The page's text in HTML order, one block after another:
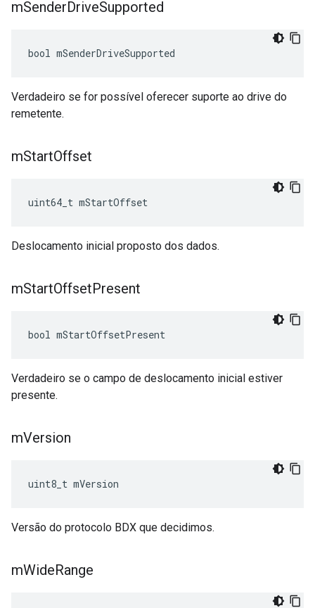
mSenderDriveSupported
bool mSenderDriveSupported
Verdadeiro se for possível oferecer suporte ao drive do
remetente.
mStartOffset
uint64_t mStartOffset
Deslocamento inicial proposto dos dados.
mStartOffsetPresent
bool mStartOffsetPresent
Verdadeiro se o campo de deslocamento inicial estiver
presente.
mVersion
uint8_t mVersion
Versão do protocolo BDX que decidimos.
mWideRange